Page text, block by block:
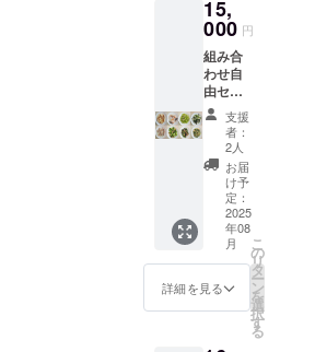
ンに貼
付され
たラベ
ルや注
意書き
をご確
認くだ
さい。
は
10000
円のリ
ターン
と同じ
内容に
なりま
す。
15,
000 円
組み合
わせ自
由セッ
ト【備
考欄へ
希望の
食材を
ご記入
500ｇ
×34PCo
r250ｇ
×68PC
】冷凍
食材
ミック
ス 詰め
支援
者：
2人
お届
け予
定：
2025
年08
月
詳細を見る
こ
の
リ
タ
ー
ン
を
選
択
す
る